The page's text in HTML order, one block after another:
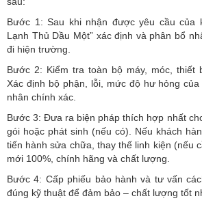
Bước 1: Sau khi nhận được yêu cầu của
Lạnh Thủ Dầu Một” xác định và phân bổ
đi hiện trường.
Bước 2: Kiểm tra toàn bộ máy, móc, thiết
Xác định bộ phận, lỗi, mức độ hư hỏng
nhân chính xác.
Bước 3: Đưa ra biện pháp thích hợp nhất
gói hoặc phát sinh (nếu có). Nếu khách
tiến hành sửa chữa, thay thế linh kiện (nếu
mới 100%, chính hãng và chất lượng.
Bước 4: Cấp phiếu bảo hành và tư vấn
đúng kỹ thuật để đảm bảo – chất lượng tốt